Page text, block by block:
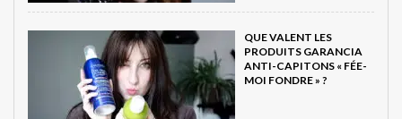
QUE VALENT LES
PRODUITS GARANCIA
ANTI-CAPITONS « FÉE-
MOI FONDRE » ?